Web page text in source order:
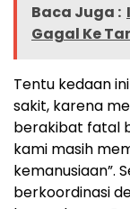
Baca Juga :
Gagal Ke
Tentu kedaan
sakit, karena
berakibat fatal
kami masih
kemanusiaan”.
berkoordinasi